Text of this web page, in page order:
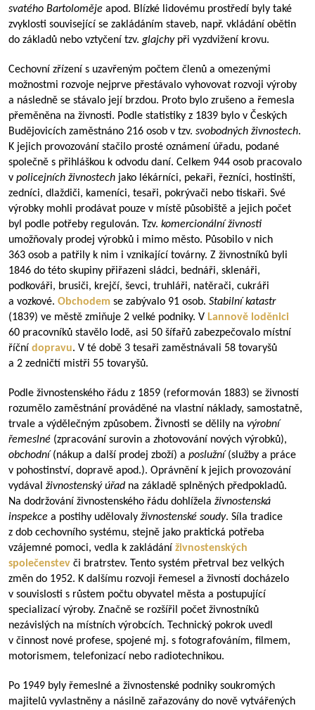
svatého Bartoloměje apod. Blízké lidovému prostředí byly také
zvyklosti související se zakládáním staveb, např. vkládání obětin
do základů nebo vztyčení tzv. glajchy při vyzdvižení krovu.
Cechovní zřízení s uzavřeným počtem členů a omezenými
možnostmi rozvoje nejprve přestávalo vyhovovat rozvoji výroby
a následně se stávalo její brzdou. Proto bylo zrušeno a řemesla
přeměněna na živnosti. Podle statistiky z 1839 bylo v Českých
Budějovicích zaměstnáno 216 osob v tzv. svobodných živnostech.
K jejich provozování stačilo prosté oznámení úřadu, podané
společně s přihláškou k odvodu daní. Celkem 944 osob pracovalo
v policejních živnostech jako lékárníci, pekaři, řezníci, hostinští,
zedníci, dlaždiči, kameníci, tesaři, pokrývači nebo tiskaři. Své
výrobky mohli prodávat pouze v místě působiště a jejich počet
byl podle potřeby regulován. Tzv. komercionální živnosti
umožňovaly prodej výrobků i mimo město. Působilo v nich
363 osob a patřily k nim i vznikající továrny. Z živnostníků byli
1846 do této skupiny přiřazeni sládci, bednáři, sklenáři,
podkováři, brusiči, krejčí, ševci, truhláři, natěrači, cukráři
a vozkové. Obchodem se zabývalo 91 osob. Stabilní katastr
(1839) ve městě zmiňuje 2 velké podniky. V Lannově loděnici
60 pracovníků stavělo lodě, asi 50 šífařů zabezpečovalo místní
říční dopravu. V té době 3 tesaři zaměstnávali 58 tovaryšů
a 2 zedničtí mistři 55 tovaryšů.
Podle živnostenského řádu z 1859 (reformován 1883) se živností
rozumělo zaměstnání prováděné na vlastní náklady, samostatně,
trvale a výdělečným způsobem. Živnosti se dělily na výrobní
řemeslné (zpracování surovin a zhotovování nových výrobků),
obchodní (nákup a další prodej zboží) a poslužní (služby a práce
v pohostinství, dopravě apod.). Oprávnění k jejich provozování
vydával živnostenský úřad na základě splněných předpokladů.
Na dodržování živnostenského řádu dohlížela živnostenská
inspekce a postihy udělovaly živnostenské soudy. Síla tradice
z dob cechovního systému, stejně jako praktická potřeba
vzájemné pomoci, vedla k zakládání živnostenských
společenstev či bratrstev. Tento systém přetrval bez velkých
změn do 1952. K dalšímu rozvoji řemesel a živností docházelo
v souvislosti s růstem počtu obyvatel města a postupující
specializací výroby. Značně se rozšířil počet živnostníků
nezávislých na místních výrobcích. Technický pokrok uvedl
v činnost nové profese, spojené mj. s fotografováním, filmem,
motorismem, telefonizací nebo radiotechnikou.
Po 1949 byly řemeslné a živnostenské podniky soukromých
majitelů vyvlastněny a násilně zařazovány do nově vytvářených